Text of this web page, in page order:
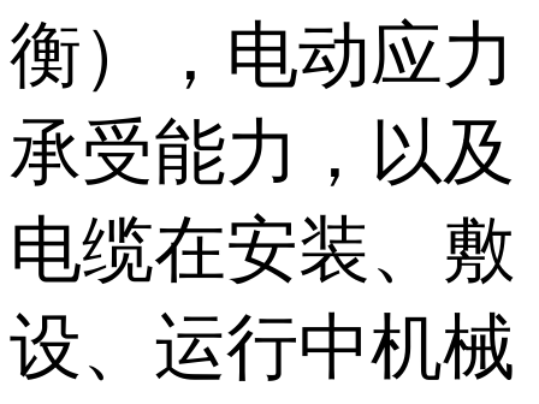
衡），电动应力
承受能力，以及
电缆在安装、敷
设、运行中机械